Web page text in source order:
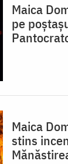
Maica
pe
Maica
stins